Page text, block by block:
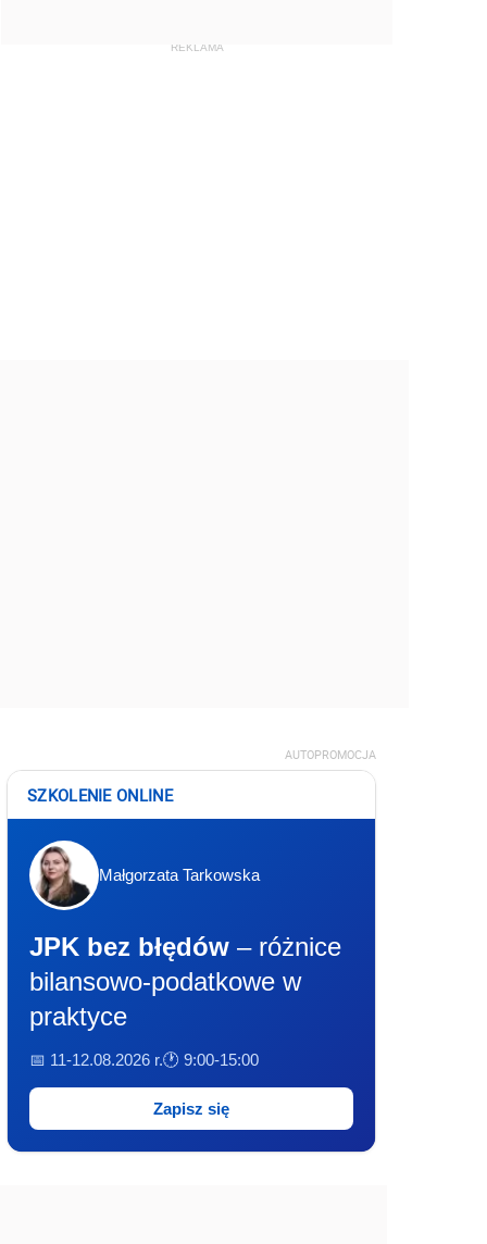
AUTOPROMOCJA
SZKOLENIE ONLINE
Małgorzata Tarkowska
JPK bez błędów – różnice
bilansowo-podatkowe w
praktyce
📅 11-12.08.2026 r.🕐 9:00-15:00
Zapisz się